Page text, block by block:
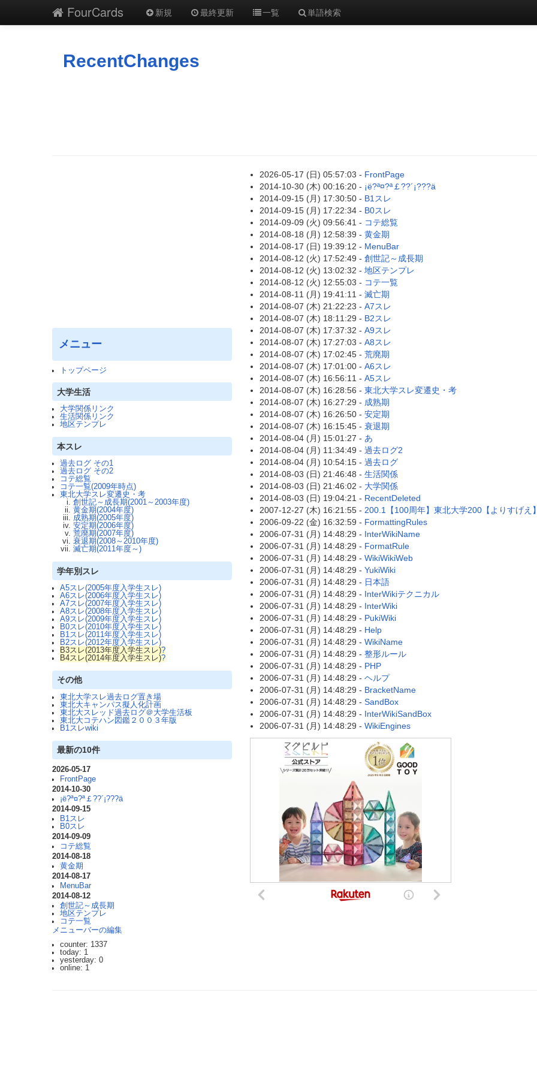
FourCards 新規 最終更新 一覧 単語検索
RecentChanges
メニュー
トップページ
大学生活
大学関係リンク
生活関係リンク
地区テンプレ
本スレ
過去ログ その1
過去ログ その2
コテ総覧
コテ一覧(2009年時点)
東北大学スレ変遷史・考
創世記～成長期(2001～2003年度)
黄金期(2004年度)
成熟期(2005年度)
安定期(2006年度)
荒廃期(2007年度)
衰退期(2008～2010年度)
滅亡期(2011年度～)
学年別スレ
A5スレ(2005年度入学生スレ)
A6スレ(2006年度入学生スレ)
A7スレ(2007年度入学生スレ)
A8スレ(2008年度入学生スレ)
A9スレ(2009年度入学生スレ)
B0スレ(2010年度入学生スレ)
B1スレ(2011年度入学生スレ)
B2スレ(2012年度入学生スレ)
B3スレ(2013年度入学生スレ)?
B4スレ(2014年度入学生スレ)?
その他
東北大学スレ過去ログ置き場
東北大キャンパス擬人化計画
東北大スレッド過去ログ＠大学生活板
東北大コテハン図鑑２００３年版
B1スレwiki
最新の10件
2026-05-17
FrontPage
2014-10-30
¡ë?ª¤?ª￡??´¡???ä
2014-09-15
B1スレ
B0スレ
2014-09-09
コテ総覧
2014-08-18
黄金期
2014-08-17
MenuBar
2014-08-12
創世記～成長期
地区テンプレ
コテ一覧
メニューバーの編集
counter: 1337
today: 1
yesterday: 0
online: 1
2026-05-17 (日) 05:57:03 - FrontPage
2014-10-30 (木) 00:16:20 - ¡ë?ª¤?ª￡??´¡???ä
2014-09-15 (月) 17:30:50 - B1スレ
2014-09-15 (月) 17:22:34 - B0スレ
2014-09-09 (火) 09:56:41 - コテ総覧
2014-08-18 (月) 12:58:39 - 黄金期
2014-08-17 (日) 19:39:12 - MenuBar
2014-08-12 (火) 17:52:49 - 創世記～成長期
2014-08-12 (火) 13:02:32 - 地区テンプレ
2014-08-12 (火) 12:55:03 - コテ一覧
2014-08-11 (月) 19:41:11 - 滅亡期
2014-08-07 (木) 21:22:23 - A7スレ
2014-08-07 (木) 18:11:29 - B2スレ
2014-08-07 (木) 17:37:32 - A9スレ
2014-08-07 (木) 17:27:03 - A8スレ
2014-08-07 (木) 17:02:45 - 荒廃期
2014-08-07 (木) 17:01:00 - A6スレ
2014-08-07 (木) 16:56:11 - A5スレ
2014-08-07 (木) 16:28:56 - 東北大学スレ変遷史・考
2014-08-07 (木) 16:27:29 - 成熟期
2014-08-07 (木) 16:26:50 - 安定期
2014-08-07 (木) 16:15:45 - 衰退期
2014-08-04 (月) 15:01:27 - あ
2014-08-04 (月) 11:34:49 - 過去ログ2
2014-08-04 (月) 10:54:15 - 過去ログ
2014-08-03 (日) 21:46:48 - 生活関係
2014-08-03 (日) 21:46:02 - 大学関係
2014-08-03 (日) 19:04:21 - RecentDeleted
2007-12-27 (木) 16:21:55 - 200.1【100周年】東北大学200【よりすげえ
2006-09-22 (金) 16:32:59 - FormattingRules
2006-07-31 (月) 14:48:29 - InterWikiName
2006-07-31 (月) 14:48:29 - FormatRule
2006-07-31 (月) 14:48:29 - WikiWikiWeb
2006-07-31 (月) 14:48:29 - YukiWiki
2006-07-31 (月) 14:48:29 - 日本語
2006-07-31 (月) 14:48:29 - InterWikiテクニカル
2006-07-31 (月) 14:48:29 - InterWiki
2006-07-31 (月) 14:48:29 - PukiWiki
2006-07-31 (月) 14:48:29 - Help
2006-07-31 (月) 14:48:29 - WikiName
2006-07-31 (月) 14:48:29 - 整形ルール
2006-07-31 (月) 14:48:29 - PHP
2006-07-31 (月) 14:48:29 - ヘルプ
2006-07-31 (月) 14:48:29 - BracketName
2006-07-31 (月) 14:48:29 - SandBox
2006-07-31 (月) 14:48:29 - InterWikiSandBox
2006-07-31 (月) 14:48:29 - WikiEngines